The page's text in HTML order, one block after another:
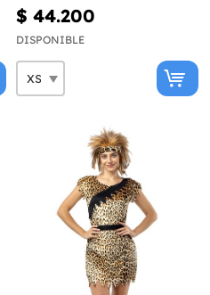
$ 44.200
DISPONIBLE